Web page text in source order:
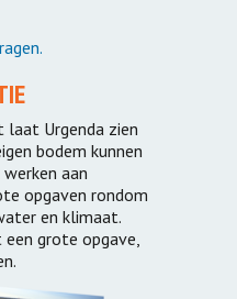
laat Urgenda zien
bodem kunnen
aan
opgaven rondom
en klimaat.
grote opgave,